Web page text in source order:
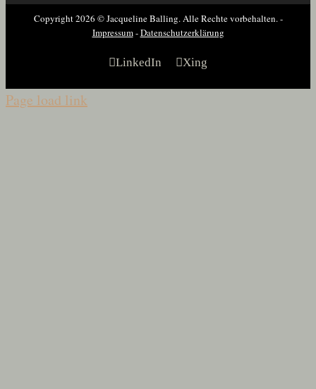
Copyright2026 © Jacqueline Balling. Alle Rechte vorbehalten. -
Impressum-Datenschutzerklärung
LinkedIn Xing
Page load link